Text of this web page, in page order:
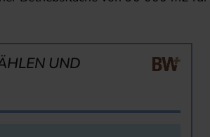
UND